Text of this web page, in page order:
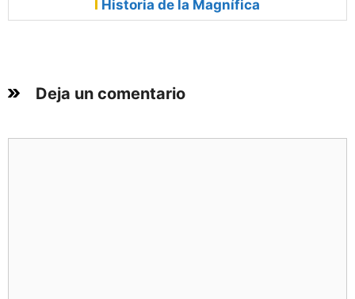
Historia de la Magnífica
Deja un comentario